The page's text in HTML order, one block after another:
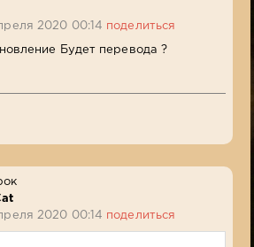
2020 00:14 поделиться
Будет перевода ?
2020 00:14 поделиться